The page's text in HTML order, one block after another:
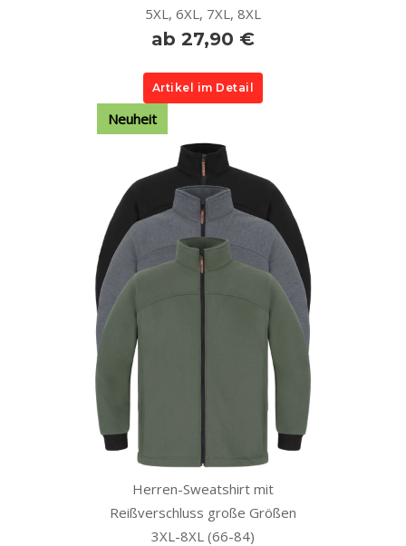
5XL, 6XL, 7XL, 8XL
ab 27,90 €
Artikel im Detail
Neuheit
Herren-Sweatshirt mit
Reißverschluss große Größen
3XL-8XL (66-84)